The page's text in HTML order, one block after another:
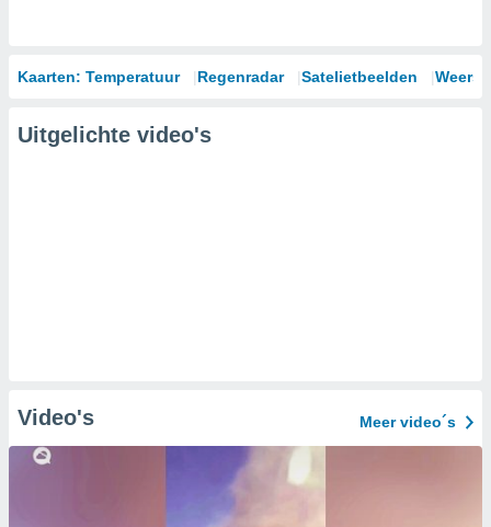
Kaarten: Temperatuur Regenradar Satelietbeelden
Uitgelichte video's
Video's Meer video´s